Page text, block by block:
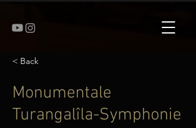
< Back
Monumentale
Turangalîla-Symphonie